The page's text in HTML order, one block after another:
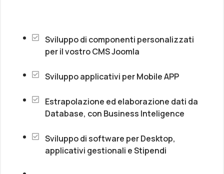
Sviluppo di componenti personalizzati
per il vostro CMS Joomla
Sviluppo applicativi per Mobile APP
Estrapolazione ed elaborazione dati da
Database, con Business Inteligence
Sviluppo di software per Desktop,
applicativi gestionali e Stipendi